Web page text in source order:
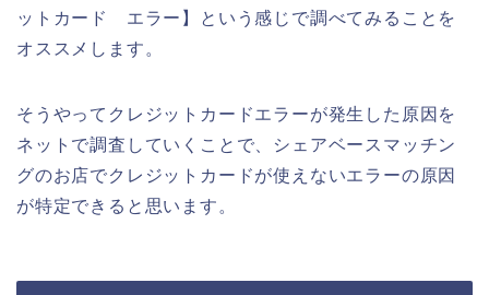
ットカード エラー】という感じで調べてみることを
オススメします。
そうやってクレジットカードエラーが発生した原因を
ネットで調査していくことで、シェアベースマッチン
グのお店でクレジットカードが使えないエラーの原因
が特定できると思います。